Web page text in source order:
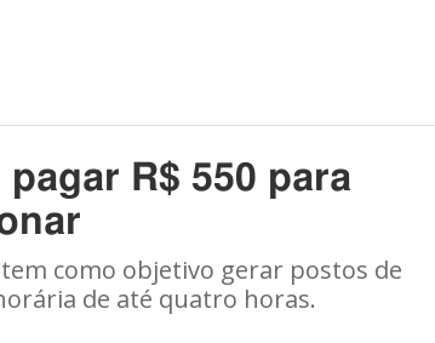
R$ 550 para
como objetivo gerar postos de
de até quatro horas.